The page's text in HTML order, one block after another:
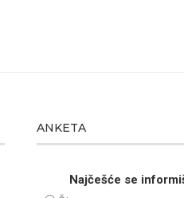
ANKETA
Najčešće se